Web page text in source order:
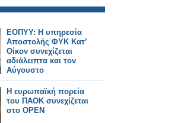
ΕΟΠΥΥ: Η υπηρεσία
Αποστολής ΦΥΚ Κατ’
Οίκον συνεχίζεται
αδιάλειπτα και τον
Αύγουστο
Η ευρωπαϊκή πορεία
του ΠΑΟΚ συνεχίζεται
στο OPEN